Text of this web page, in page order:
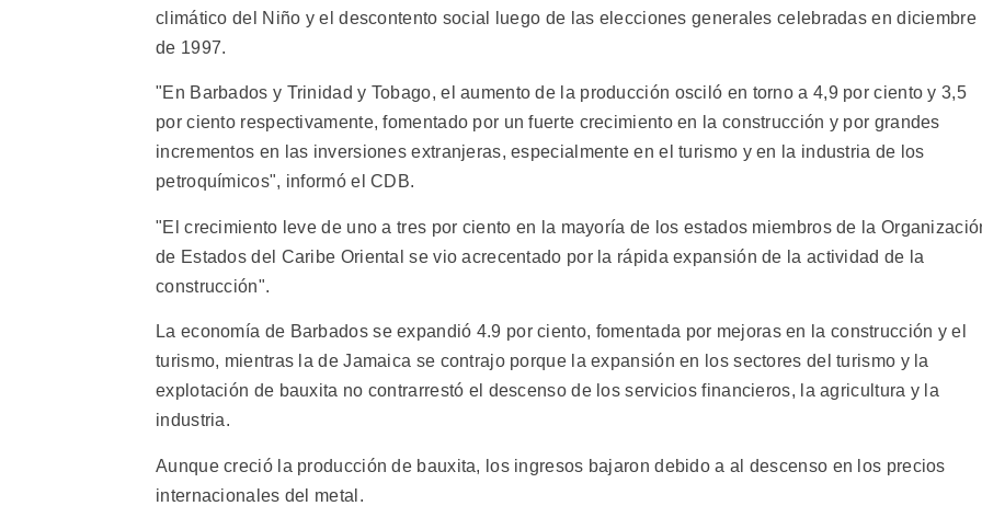
climático del Niño y el descontento social luego de las elecciones generales celebradas en diciembre
de 1997.
"En Barbados y Trinidad y Tobago, el aumento de la producción osciló en torno a 4,9 por ciento y 3,5
por ciento respectivamente, fomentado por un fuerte crecimiento en la construcción y por grandes
incrementos en las inversiones extranjeras, especialmente en el turismo y en la industria de los
petroquímicos", informó el CDB.
"El crecimiento leve de uno a tres por ciento en la mayoría de los estados miembros de la
de Estados del Caribe Oriental se vio acrecentado por la rápida expansión de la actividad de la
construcción".
La economía de Barbados se expandió 4.9 por ciento, fomentada por mejoras en la construcción y el
turismo, mientras la de Jamaica se contrajo porque la expansión en los sectores del turismo y la
explotación de bauxita no contrarrestó el descenso de los servicios financieros, la agricultura y la
industria.
Aunque creció la producción de bauxita, los ingresos bajaron debido a al descenso en los precios
internacionales del metal.